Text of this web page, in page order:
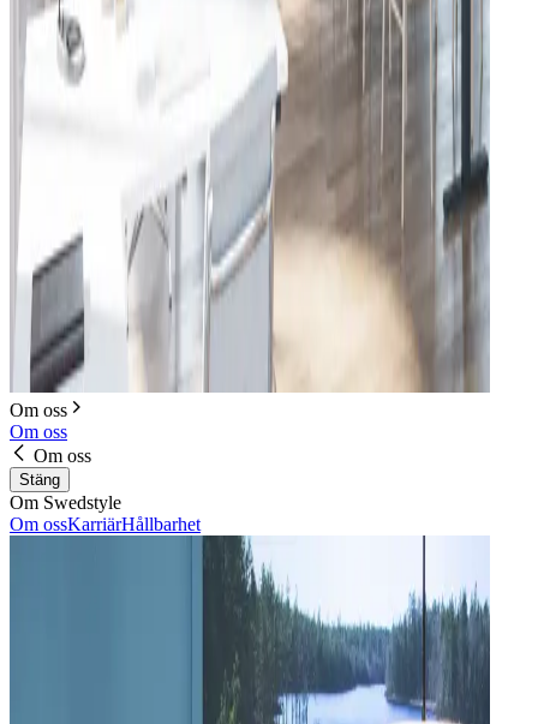
Om oss
Om oss
Om oss
Stäng
Om Swedstyle
Om ossKarriärHållbarhet